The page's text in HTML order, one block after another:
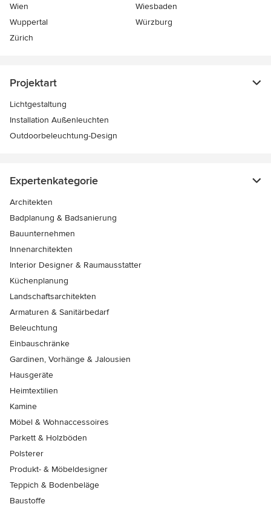
Wien
Wiesbaden
Wuppertal
Würzburg
Zürich
Projektart
Lichtgestaltung
Installation Außenleuchten
Outdoorbeleuchtung-Design
Expertenkategorie
Architekten
Badplanung & Badsanierung
Bauunternehmen
Innenarchitekten
Interior Designer & Raumausstatter
Küchenplanung
Landschaftsarchitekten
Armaturen & Sanitärbedarf
Beleuchtung
Einbauschränke
Gardinen, Vorhänge & Jalousien
Hausgeräte
Heimtextilien
Kamine
Möbel & Wohnaccessoires
Parkett & Holzböden
Polsterer
Produkt- & Möbeldesigner
Teppich & Bodenbeläge
Baustoffe